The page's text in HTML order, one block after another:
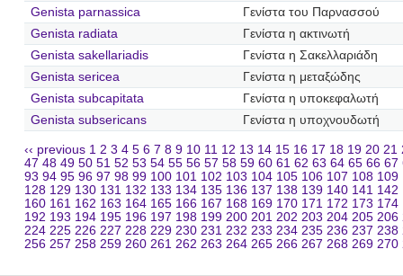
Genista parnassica
Γενίστα του Παρνασσού
Genista radiata
Γενίστα η ακτινωτή
Genista sakellariadis
Γενίστα η Σακελλαριάδη
Genista sericea
Γενίστα η μεταξώδης
Genista subcapitata
Γενίστα η υποκεφαλωτή
Genista subsericans
Γενίστα η υποχνουδωτή
‹‹ previous 1 2 3 4 5 6 7 8 9 10 11 12 13 14 15 16 17 18 19 20 21
47 48 49 50 51 52 53 54 55 56 57 58 59 60 61 62 63 64 65 66 67
93 94 95 96 97 98 99 100 101 102 103 104 105 106 107 108 109
128 129 130 131 132 133 134 135 136 137 138 139 140 141 142
160 161 162 163 164 165 166 167 168 169 170 171 172 173 174
192 193 194 195 196 197 198 199 200 201 202 203 204 205 206
224 225 226 227 228 229 230 231 232 233 234 235 236 237 238
256 257 258 259 260 261 262 263 264 265 266 267 268 269 270